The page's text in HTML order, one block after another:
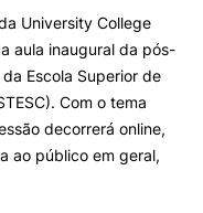
de Privacidade e Cookies
os direitos reservados.
University College
aula inaugural da pós-
Escola Superior de
Com o tema
decorrerá online,
ao público em geral,